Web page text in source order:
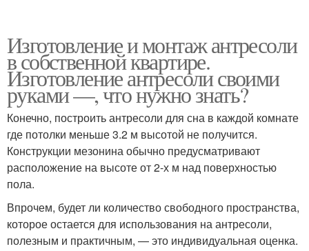
Изготовление и монтаж антресоли
в собственной квартире.
Изготовление антресоли своими
руками —, что нужно знать?
Конечно, построить антресоли для сна в каждой комнате
где потолки меньше 3.2 м высотой не получится.
Конструкции мезонина обычно предусматривают
расположение на высоте от 2-х м над поверхностью
пола.
Впрочем, будет ли количество свободного пространства,
которое остается для использования на антресоли,
полезным и практичным, — это индивидуальная оценка.